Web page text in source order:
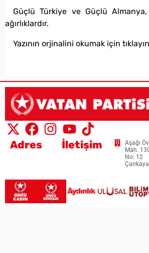
Güçlü Türkiye ve Güçlü
ağırlıklardır.
Yazının orjinalini okumak için tıklayın
Adres
Aşağı
Mah.
No: 12
İletişim